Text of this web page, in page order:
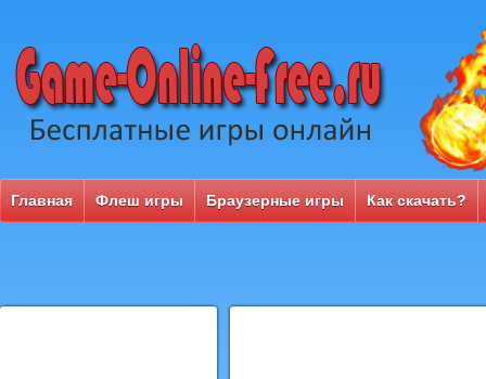
Главная Флеш игры Браузерные игры Как скачать?